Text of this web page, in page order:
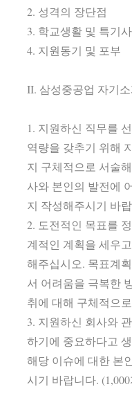
2. 성격의 장단점
3. 학교생활 및 특기
4. 지원동기 및 포부
II. 삼성중공업 자기
1. 지원하신 직무를
역량을 갖추기 위해
지 구체적으로 서술
사와 본인의 발전에
지 작성해주시기 바
2. 도전적인 목표를
계적인 계획을 세우
해주십시오. 목표계
서 어려움을 극복한
취에 대해 구체적으
3. 지원하신 회사와
하기에 중요하다고
해당 이슈에 대한 본
시기 바랍니다.